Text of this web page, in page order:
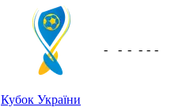
Кубок України
- - - - - -